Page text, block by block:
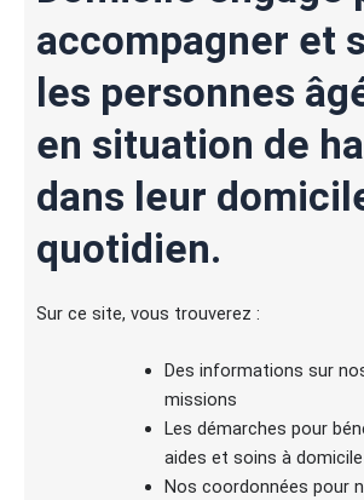
accompagner et
les personnes
en situation de
dans leur
quotidien.
Sur ce site, vous trouverez :
Des informations sur
missions
Les démarches pour
aides et soins à domicile
Nos coordonnées pour